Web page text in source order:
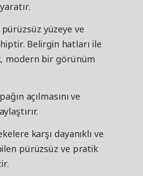
yüzeye ve
Belirgin hatları ile
modern bir görünüm
açılmasını ve
karşı dayanıklı ve
pürüzsüz ve pratik